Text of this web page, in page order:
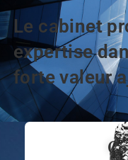
Le cabinet
expertise
forte valeur